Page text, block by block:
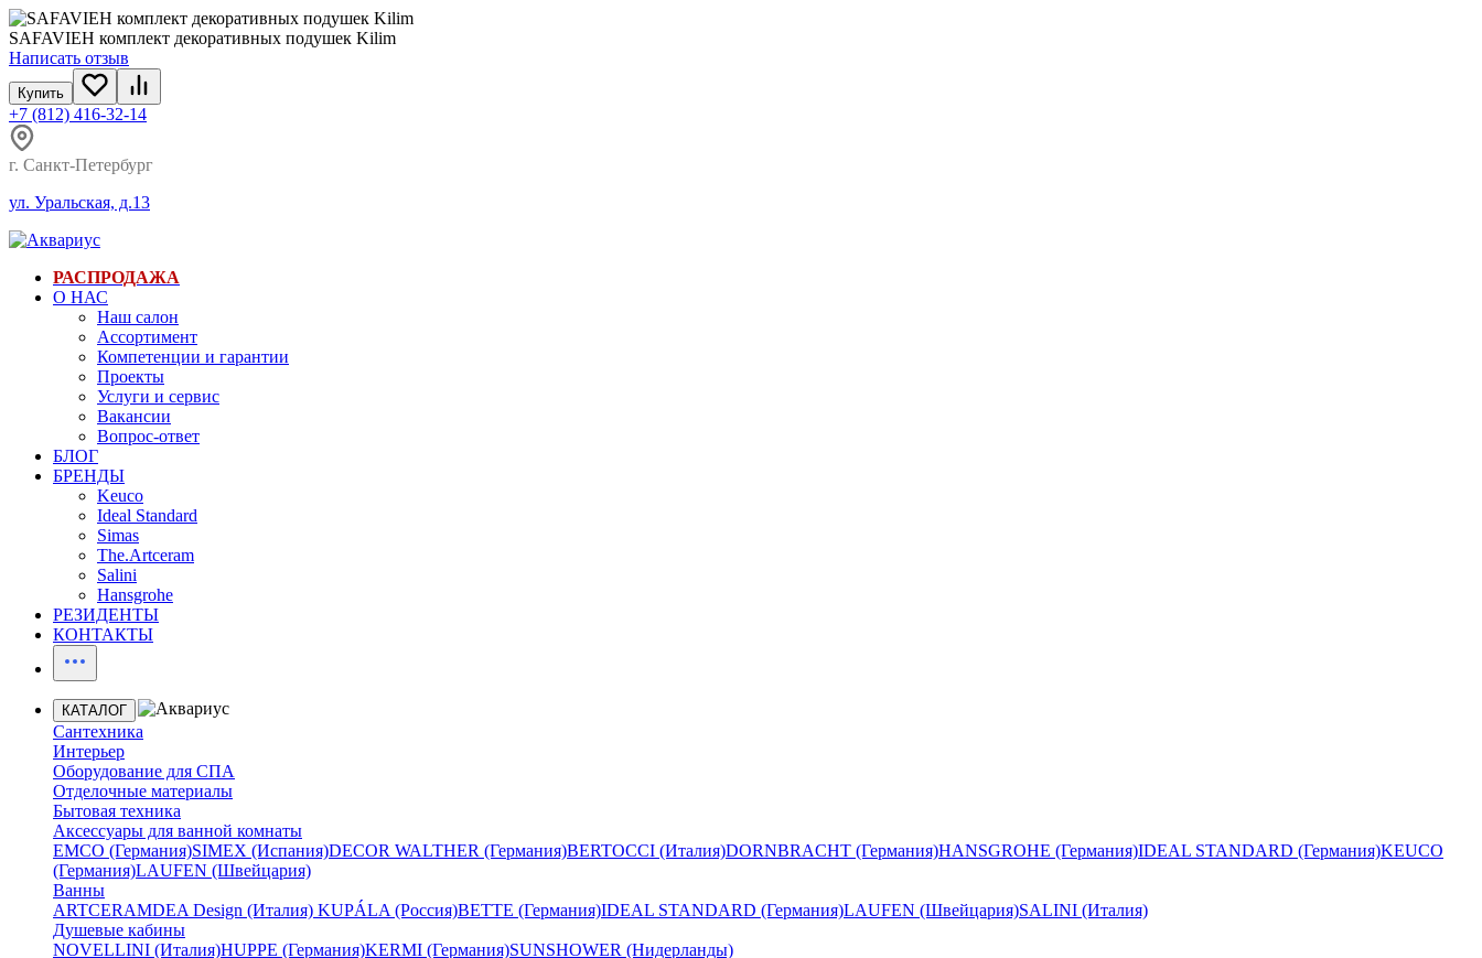
SAFAVIEH комплект декоративных подушек Kilim
Написать отзыв
Купить
+7 (812) 416-32-14
г. Санкт-Петербург
ул. Уральская, д.13
РАСПРОДАЖА
О НАС
Наш салон
Ассортимент
Компетенции и гарантии
Проекты
Услуги и сервис
Вакансии
Вопрос-ответ
БЛОГ
БРЕНДЫ
Keuco
Ideal Standard
Simas
The.Artceram
Salini
Hansgrohe
РЕЗИДЕНТЫ
КОНТАКТЫ
КАТАЛОГ
Сантехника
Интерьер
Оборудование для СПА
Отделочные материалы
Бытовая техника
Аксессуары для ванной комнаты
EMCO (Германия)SIMEX (Испания)DECOR WALTHER (Германия)BERTOCCI (Италия)DORNBRACHT (Германия)HANSGROHE (Германия)IDEAL STANDARD (Германия)KEUCO
(Германия)LAUFEN (Швейцария)
Ванны
ARTCERAMDEA Design (Италия) KUPÁLA (Россия)BETTE (Германия)IDEAL STANDARD (Германия)LAUFEN (Швейцария)SALINI (Италия)
Душевые кабины
NOVELLINI (Италия)HUPPE (Германия)KERMI (Германия)SUNSHOWER (Нидерланды)